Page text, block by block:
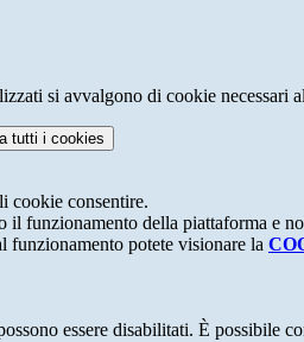
si avvalgono di cookie necessari
tutti i cookies
cookie consentire.
il funzionamento della piattaforma e
funzionamento potete visionare la
essere disabilitati. È possibile